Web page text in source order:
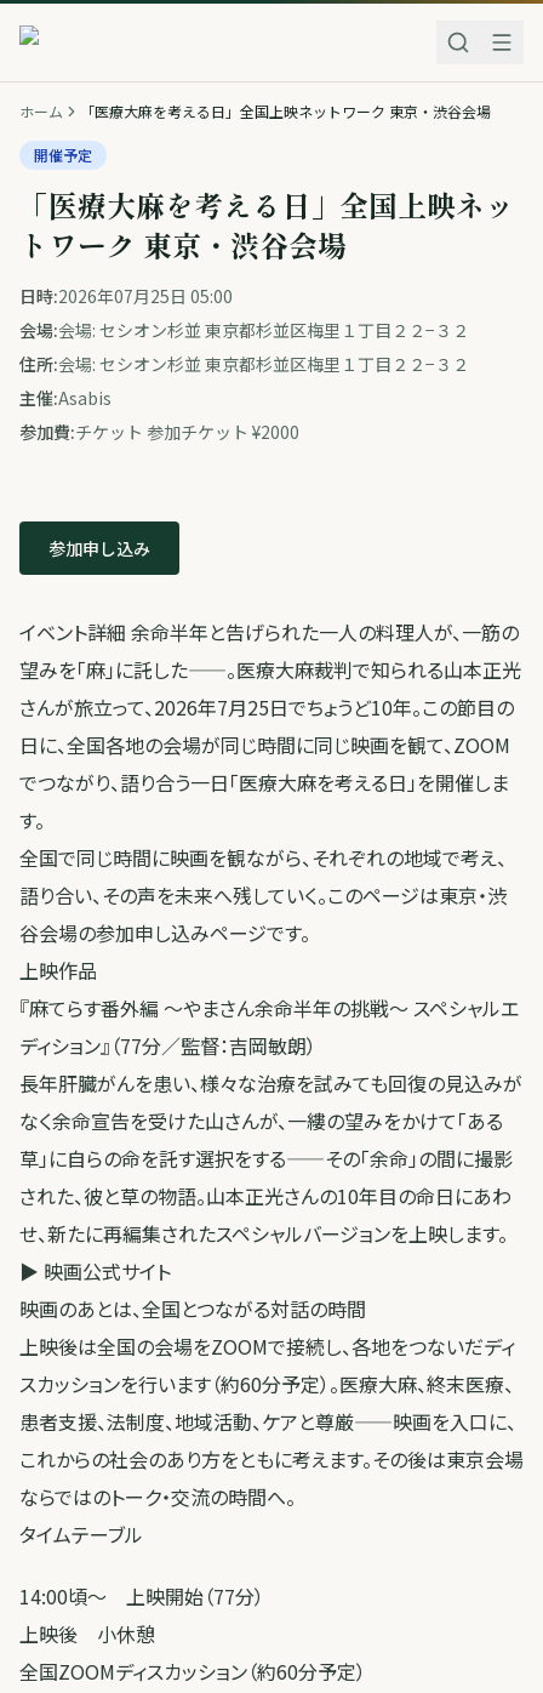
ホーム 「医療大麻を考える日」全国上映ネットワーク 東京・渋谷会場
開催予定
「医療大麻を考える日」全国上映ネッ
トワーク 東京・渋谷会場
日時:2026年07月25日 05:00
会場:会場: セシオン杉並 東京都杉並区梅里１丁目２２−３２
住所:会場: セシオン杉並 東京都杉並区梅里１丁目２２−３２
主催:Asabis
参加費:チケット 参加チケット ¥2000
参加申し込み
イベント詳細 余命半年と告げられた一人の料理人が、一筋の
望みを「麻」に託した——。医療大麻裁判で知られる山本正光
さんが旅立って、2026年7月25日でちょうど10年。この節目の
日に、全国各地の会場が同じ時間に同じ映画を観て、ZOOM
でつながり、語り合う一日「医療大麻を考える日」を開催しま
す。
全国で同じ時間に映画を観ながら、それぞれの地域で考え、
語り合い、その声を未来へ残していく。このページは東京・渋
谷会場の参加申し込みページです。
上映作品
『麻てらす番外編 〜やまさん余命半年の挑戦〜 スペシャルエ
ディション』（77分／監督：吉岡敏朗）
長年肝臓がんを患い、様々な治療を試みても回復の見込みが
なく余命宣告を受けた山さんが、一縷の望みをかけて「ある
草」に自らの命を託す選択をする——その「余命」の間に撮影
された、彼と草の物語。山本正光さんの10年目の命日にあわ
せ、新たに再編集されたスペシャルバージョンを上映します。
▶ 映画公式サイト
映画のあとは、全国とつながる対話の時間
上映後は全国の会場をZOOMで接続し、各地をつないだディ
スカッションを行います（約60分予定）。医療大麻、終末医療、
患者支援、法制度、地域活動、ケアと尊厳——映画を入口に、
これからの社会のあり方をともに考えます。その後は東京会場
ならではのトーク・交流の時間へ。
タイムテーブル
14:00頃〜 上映開始（77分）
上映後 小休憩
全国ZOOMディスカッション（約60分予定）